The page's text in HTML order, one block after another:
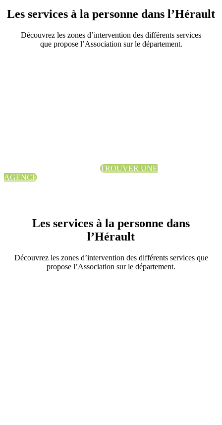
Les services à la personne dans l’Hérault
Découvrez les zones d’intervention des différents services
que propose l’Association sur le département.
TROUVER UNE
AGENCE
Les services à la personne dans
l’Hérault
Découvrez les zones d’intervention des différents services que
propose l’Association sur le département.